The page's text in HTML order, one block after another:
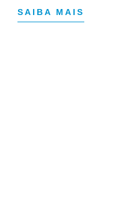
SAIBA MAIS